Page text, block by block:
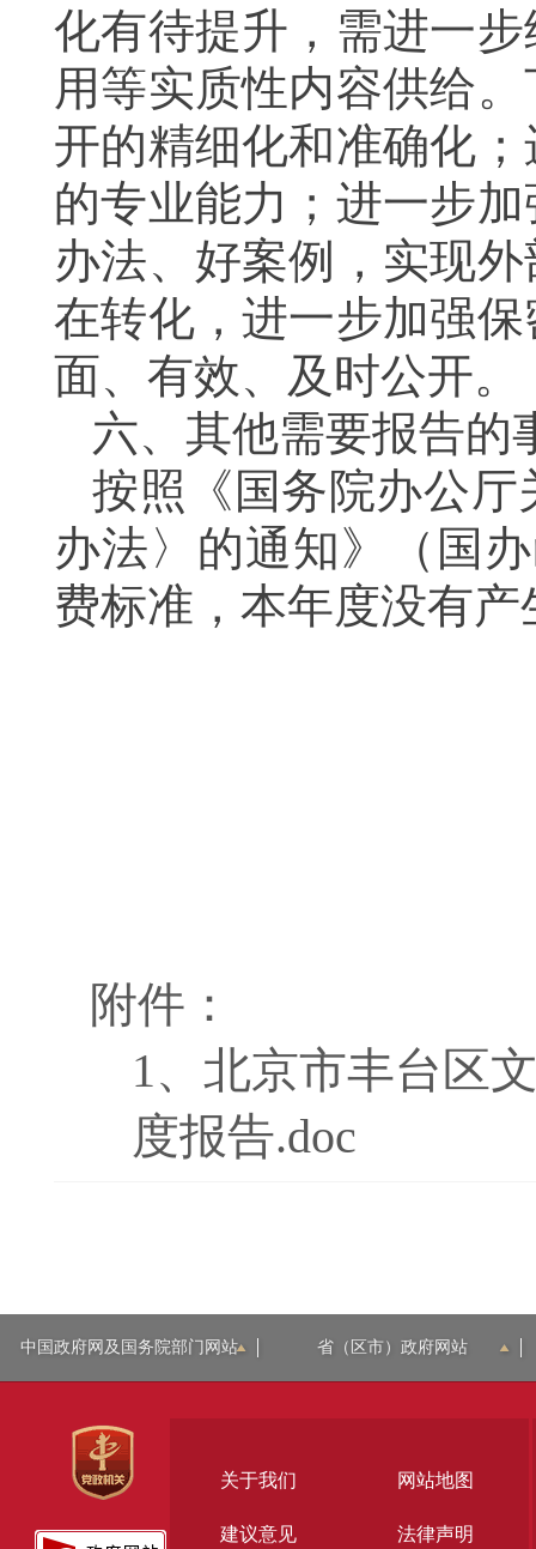
化有待提升，需进一
用等实质性内容供给
开的精细化和准确化
的专业能力；进一步
办法、好案例，实现
在转化，进一步加强
面、有效、及时公开。
六、其他需要报告的
按照《国务院办公
办法〉的通知》（国
费标准，本年度没有
附件：
1、 北京市丰台区
度报告.doc
中国政府网及国务院部门网站 省（区市）政府网站
关于我们 网站地图
建议意见 法律声明